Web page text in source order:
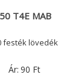
T4E MAB
festék lövedék
Ár: 90 Ft